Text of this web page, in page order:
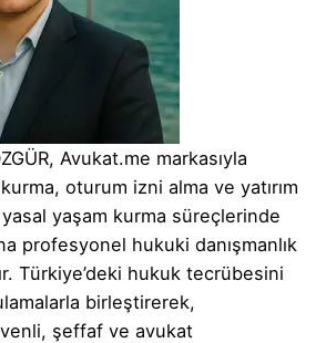
Avukat.me markasıyla
oturum izni alma ve yatırım
yasal yaşam kurma süreçlerinde
profesyonel hukuki danışmanlık
Türkiye’deki hukuk tecrübesini
birleştirerek,
şeffaf ve avukat